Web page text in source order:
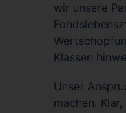
wir unsere
Klassen
Unser
machen.